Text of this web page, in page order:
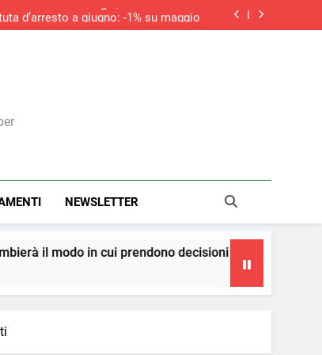
modo in cui prendono decisioni
d’arresto a giugno: -1% su maggio
ripresa dei nuovi ordini, si allunga la
d’arresto a giugno: -1% su maggio
ripresa dei nuovi ordini, si allunga la
NEWSLETTER
decisioni La teoria dei cerchi
4 Giorni Ago